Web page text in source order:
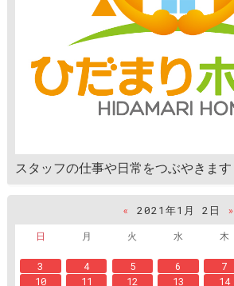
スタッフの仕事や日常をつぶやきます
« 2021年1月 2日
»
日
月 火 水 木
3
4 5 6 7
10
11 12 13 14